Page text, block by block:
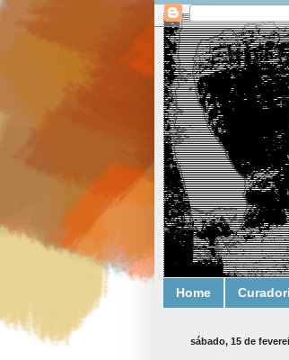
Home
sábado, 15 de